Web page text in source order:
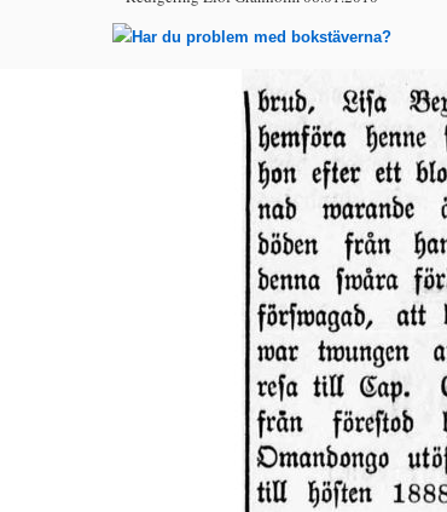
Har du problem med bokstäverna?